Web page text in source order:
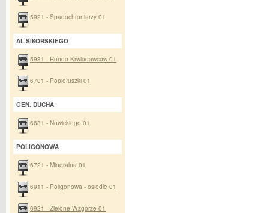
5921 - Spadochroniarzy 01
AL.SIKORSKIEGO
5931 - Rondo Krwiodawców 01
6701 - Popiełuszki 01
GEN. DUCHA
6681 - Nowickiego 01
POLIGONOWA
6721 - Mineralna 01
6911 - Poligonowa - osiedle 01
6921 - Zielone Wzgórze 01